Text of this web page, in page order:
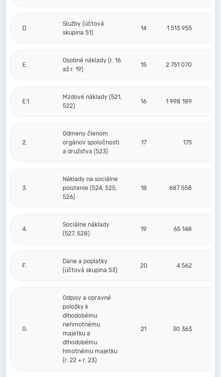
D.
Služby (účtová
skupina 51)
14 1 513 955
E.
Osobné náklady (r. 16
až r. 19)
15 2 751 070
E.1.
Mzdové náklady (521,
522)
16 1 998 189
2.
Odmeny členom
orgánov spoločnosti
a družstva (523)
17 175
3.
Náklady na sociálne
poistenie (524, 525,
526)
18 687 558
4.
Sociálne náklady
(527, 528)
19 65 148
F.
Dane a poplatky
(účtová skupina 53)
20 4 562
G.
Odpisy a opravné
položky k
dlhodobému
nehmotnému
majetku a
dlhodobému
hmotnému majetku
(r. 22 + r. 23)
21 30 363